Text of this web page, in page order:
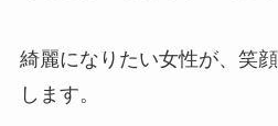
綺麗になりたい女性が、笑
します。